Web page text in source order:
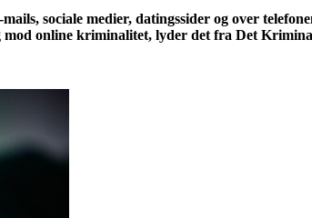
sociale medier, datingssider og over
mod online kriminalitet, lyder det fra Det